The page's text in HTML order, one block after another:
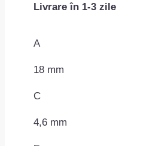
MAC0709ROMC10071
Livrare în 1-3 zile
A
18 mm
C
4,6 mm